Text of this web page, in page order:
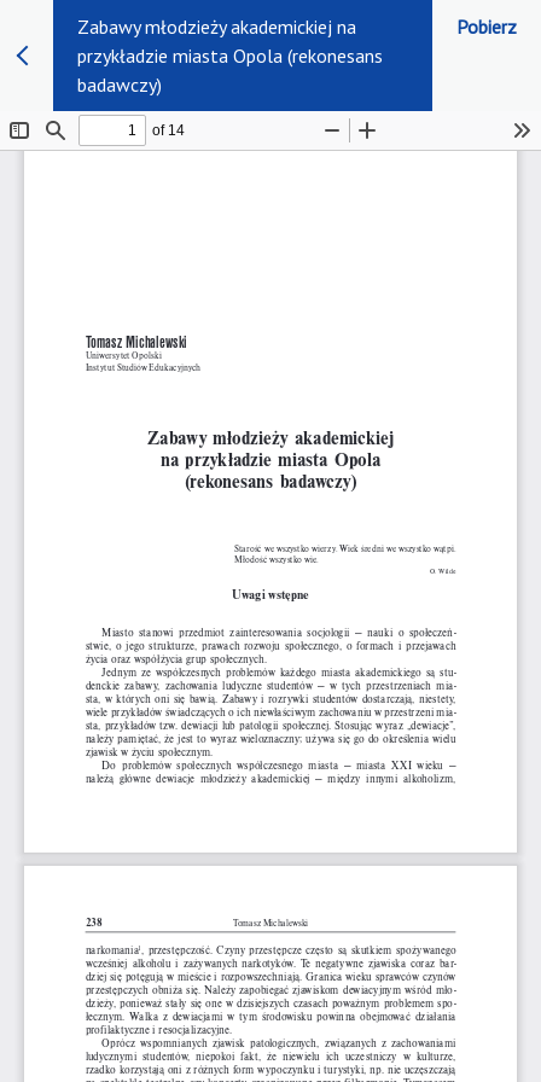
Zabawy młodzieży akademickiej na
przykładzie miasta Opola (rekonesans
badawczy)
Pobierz